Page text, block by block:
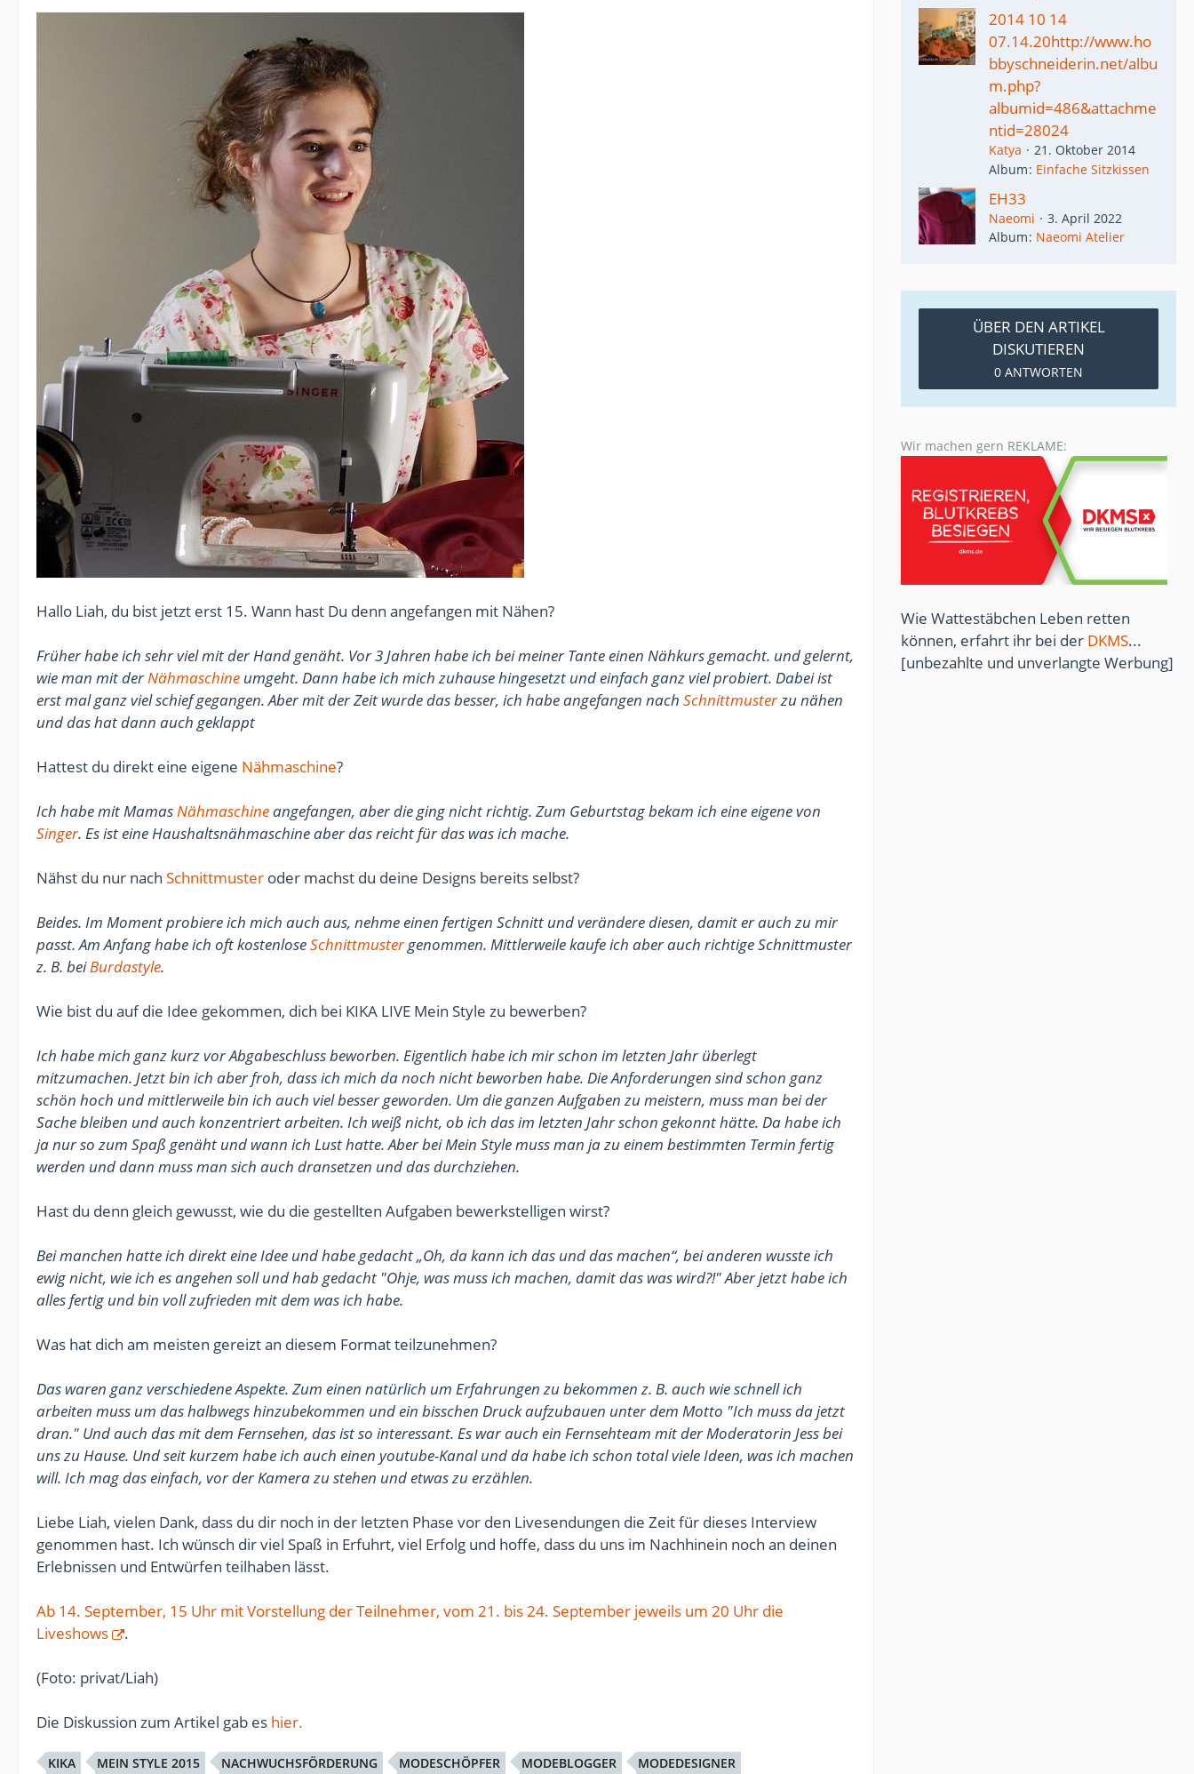
Hallo Liah, du bist jetzt erst 15. Wann hast Du denn angefangen mit Nähen?
Früher habe ich sehr viel mit der Hand genäht. Vor 3 Jahren habe ich bei meiner Tante einen Nähkurs gemacht. und gelernt,
wie man mit derNähmaschine umgeht. Dann habe ich mich zuhause hingesetzt und einfach ganz viel probiert. Dabei ist
erst mal ganz viel schief gegangen. Aber mit der Zeit wurde das besser, ich habe angefangen nach Schnittmusterzu nähen
und das hat dann auch geklappt
Hattest du direkt eine eigene Nähmaschine?
Ich habe mit MamasNähmaschineangefangen, aber die ging nicht richtig. Zum Geburtstag bekam ich eine eigene von
Singer. Es ist eine Haushaltsnähmaschine aber das reicht für das was ich mache.
Nähst du nur nach Schnittmuster oder machst du deine Designs bereits selbst?
Beides. Im Moment probiere ich mich auch aus, nehme einen fertigen Schnitt und verändere diesen, damit er auch zu mir
passt.Am Anfang habe ich oft kostenloseSchnittmustergenommen. Mittlerweile kaufe ich aber auch richtige Schnittmuster
z. B. beiBurdastyle.
Wie bist du auf die Idee gekommen, dich bei KIKA LIVE Mein Style zu bewerben?
Ich habe mich ganz kurz vor Abgabeschluss beworben. Eigentlich habe ich mir schon im letzten Jahr überlegt
mitzumachen. Jetzt bin ich aber froh, dass ich mich da noch nicht beworben habe. Die Anforderungen sind schon ganz
schön hoch und mittlerweile bin ich auch viel besser geworden. Um die ganzen Aufgaben zu meistern, muss man bei der
Sache bleiben und auch konzentriert arbeiten. Ich weiß nicht, ob ich das im letzten Jahr schon gekonnt hätte. Da habe ich
ja nur so zum Spaß genäht und wann ich Lust hatte. Aber bei Mein Style muss man ja zu einem bestimmten Termin fertig
werden und dann muss man sich auch dransetzen und das durchziehen.
Hast du denn gleich gewusst, wie du die gestellten Aufgaben bewerkstelligen wirst?
Bei manchen hatte ich direkt eine Idee und habe gedacht „Oh, da kann ich das und das machen“, bei anderen wusste ich
ewig nicht, wie ich es angehen soll und hab gedacht "Ohje, was muss ich machen, damit das was wird?!" Aber jetzt habe ich
alles fertig und bin voll zufrieden mit dem was ich habe.
Was hat dich am meisten gereizt an diesem Format teilzunehmen?
Das waren ganz verschiedene Aspekte. Zum einen natürlich um Erfahrungen zu bekommen z. B. auch wie schnell ich
arbeiten muss um das halbwegs hinzubekommen und ein bisschen Druck aufzubauen unter dem Motto "Ich muss da jetzt
dran." Und auch das mit dem Fernsehen, das ist so interessant. Es war auch ein Fernsehteam mit der Moderatorin Jess bei
uns zu Hause. Und seit kurzem habe ich auch einen youtube-Kanal und da habe ich schon total viele Ideen, was ich machen
will. Ich mag das einfach, vor der Kamera zu stehen und etwas zu erzählen.
Liebe Liah, vielen Dank, dass du dir noch in der letzten Phase vor den Livesendungen die Zeit für dieses Interview
genommen hast. Ich wünsch dir viel Spaß in Erfuhrt, viel Erfolg und hoffe, dass du uns im Nachhinein noch an deinen
Erlebnissen und Entwürfen teilhaben lässt.
Ab 14. September, 15 Uhr mit Vorstellung der Teilnehmer, vom 21. bis 24. September jeweils um 20 Uhr die
Liveshows
.
(Foto: privat/Liah)
Die Diskussion zum Artikel gab es hier.
KIKA MEIN STYLE 2015 NACHWUCHSFÖRDERUNG MODESCHÖPFER MODEBLOGGER MODEDESIGNER
2014 10 14
07.14.20http://www.ho
bbyschneiderin.net/albu
m.php?
albumid=486&attachme
ntid=28024
Katya
21. Oktober 2014
Album Einfache Sitzkissen
EH33
Naeomi
3. April 2022
Album Naeomi Atelier
ÜBER DEN ARTIKEL
DISKUTIEREN
0 ANTWORTEN
Wir machen gern REKLAME:
Wie Wattestäbchen Leben retten
können, erfahrt ihr bei der DKMS...
[unbezahlte und unverlangte Werbung]